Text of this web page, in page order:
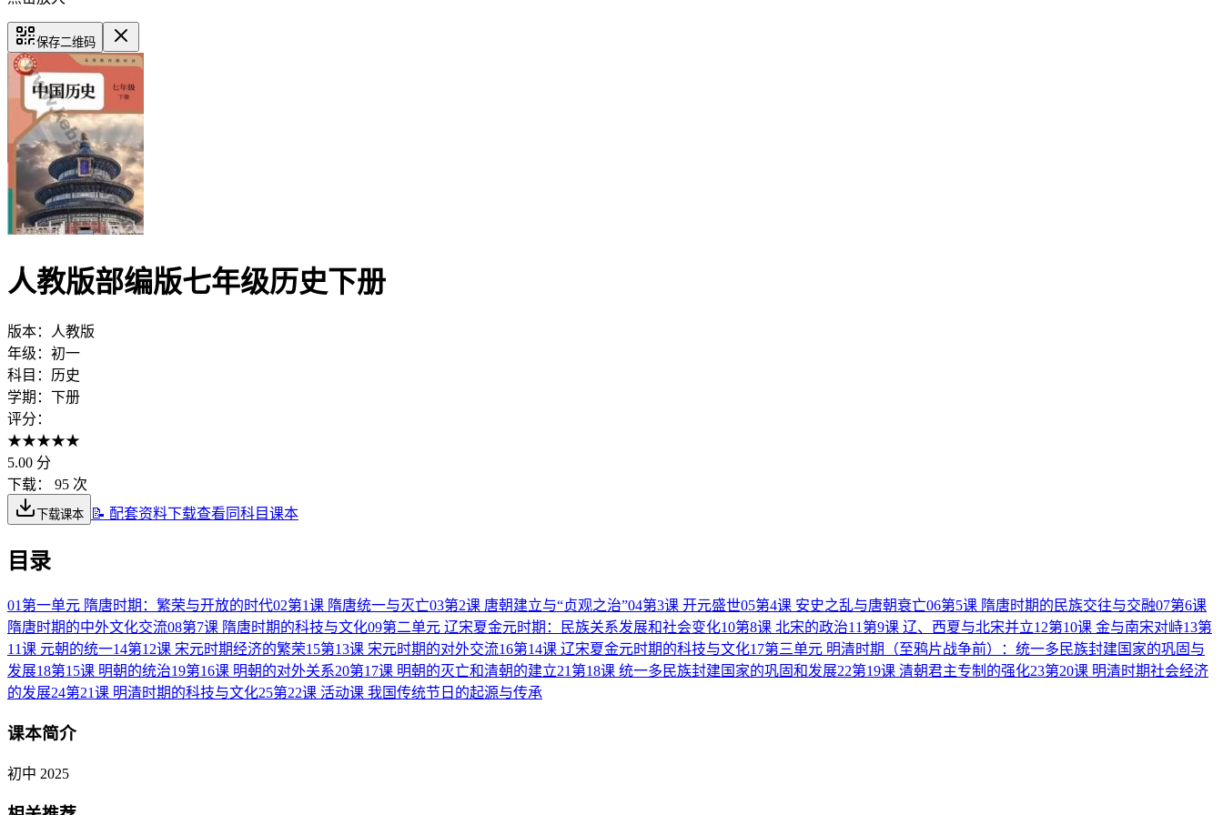
保存二维码
人教版部编版七年级历史下册
版本：
人教版
年级： 初一
科目： 历史
学期： 下册
评分：
★★★★★
5.00 分
下载：
95 次
下载课本 📝 配套资料下载查看同科目课本
目录
01 第一单元 隋唐时期：繁荣与开放的时代02第1课 隋唐统一与灭亡03第2课 唐朝建立与“贞观之治”04第3课 开元盛世05第4课 安史之乱与唐朝衰亡06第5课 隋唐时期的民族交往与交融07第6课
隋唐时期的中外文化交流08第7课 隋唐时期的科技与文化09第二单元 辽宋夏金元时期：民族关系发展和社会变化10第8课 北宋的政治11 第9课 辽、西夏与北宋并立12第10课 金与南宋对峙13第
11课 元朝的统一14第12课 宋元时期经济的繁荣15第13课 宋元时期的对外交流16第14课 辽宋夏金元时期的科技与文化17第三单元 明清时期（至鸦片战争前）：统一多民族封建国家的巩固与
发展18第15课 明朝的统治19第16课 明朝的对外关系20第17课 明朝的灭亡和清朝的建立21 第18课 统一多民族封建国家的巩固和发展22第19课 清朝君主专制的强化23第20课 明清时期社会经济
的发展24第21课 明清时期的科技与文化25第22课 活动课 我国传统节日的起源与传承
课本简介
初中 2025